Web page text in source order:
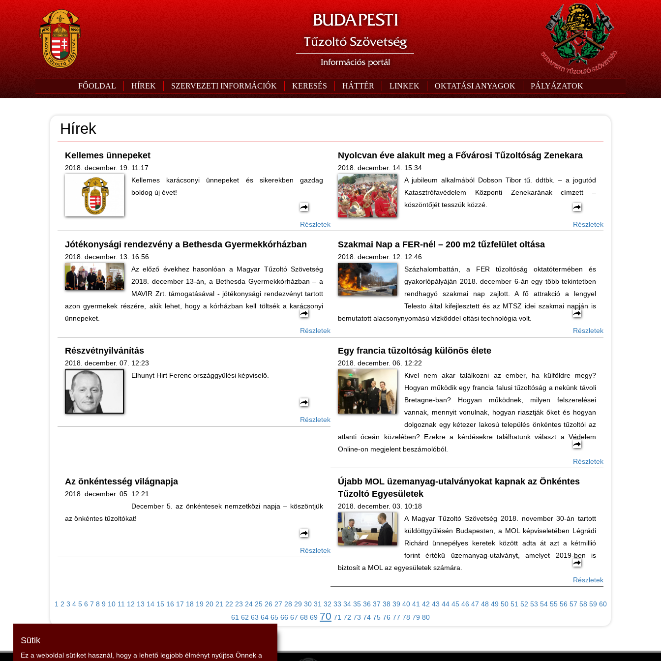
BUDAPESTI
Tűzoltó Szövetség
Információs portál
FŐOLDAL HÍREK SZERVEZETI INFORMÁCIÓK KERESÉS HÁTTÉR LINKEK OKTATÁSI ANYAGOK PÁLYÁZATOK
Hírek
Kellemes ünnepeket
2018. december. 19. 11:17
Kellemes karácsonyi ünnepeket és sikerekben gazdag
boldog új évet!
Részletek
Nyolcvan éve alakult meg a Fővárosi Tűzoltóság Zenekara
2018. december. 14. 15:34
A jubileum alkalmából Dobson Tibor tű. ddtbk. – a jogutód
Katasztrófavédelem Központi Zenekarának címzett –
köszöntőjét tesszük közzé.
Részletek
Jótékonysági rendezvény a Bethesda Gyermekkórházban
2018. december. 13. 16:56
Az előző évekhez hasonlóan a Magyar Tűzoltó Szövetség
2018. december 13-án, a Bethesda Gyermekkórházban – a
MAVIR Zrt. támogatásával - jótékonysági rendezvényt tartott
azon gyermekek részére, akik lehet, hogy a kórházban kell töltsék a karácsonyi
ünnepeket.
Részletek
Szakmai Nap a FER-nél – 200 m2 tűzfelület oltása
2018. december. 12. 12:46
Százhalombattán, a FER tűzoltóság oktatótermében és
gyakorlópályáján 2018. december 6-án egy több tekintetben
rendhagyó szakmai nap zajlott. A fő attrakció a lengyel
Telesto által kifejlesztett és az MTSZ idei szakmai napján is
bemutatott alacsonynyomású vízköddel oltási technológia volt.
Részletek
Részvétnyilvánítás
2018. december. 07. 12:23
Elhunyt Hirt Ferenc országgyűlési képviselő.
Részletek
Egy francia tűzoltóság különös élete
2018. december. 06. 12:22
Kivel nem akar találkozni az ember, ha külföldre megy?
Hogyan működik egy francia falusi tűzoltóság a nekünk távoli
Bretagne-ban? Hogyan működnek, milyen felszerelései
vannak, mennyit vonulnak, hogyan riasztják őket és hogyan
dolgoznak egy kétezer lakosú település önkéntes tűzoltói az
atlanti óceán közelében? Ezekre a kérdésekre találhatunk választ a Védelem
Online-on megjelent beszámolóból.
Részletek
Az önkéntesség világnapja
2018. december. 05. 12:21
December 5. az önkéntesek nemzetközi napja – köszöntjük
az önkéntes tűzoltókat!
Részletek
Újabb MOL üzemanyag-utalványokat kapnak az Önkéntes
Tűzoltó Egyesületek
2018. december. 03. 10:18
A Magyar Tűzoltó Szövetség 2018. november 30-án tartott
küldöttgyűlésén Budapesten, a MOL képviseletében Légrádi
Richárd ünnepélyes keretek között adta át azt a kétmillió
forint értékű üzemanyag-utalványt, amelyet 2019-ben is
biztosít a MOL az egyesületek számára.
Részletek
1 2 3 4 5 6 7 8 9 10 11 12 13 14 15 16 17 18 19 20 21 22 23 24 25 26 27 28 29 30 31 32 33 34 35 36 37 38 39 40 41 42 43 44 45 46 47 48 49 50 51 52 53 54 55 56 57 58 59 60
61 62 63 64 65 66 67 68 69 70 71 72 73 74 75 76 77 78 79 80
Sütik
Ez a weboldal sütiket használ, hogy a lehető legjobb élményt nyújtsa Önnek a